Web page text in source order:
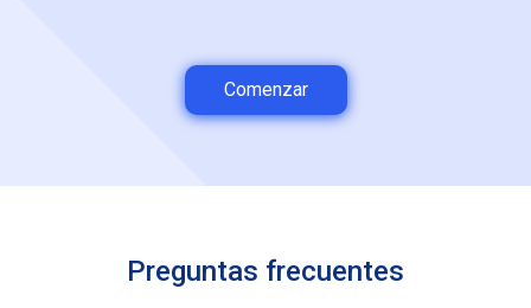
Comenzar
Preguntas frecuentes